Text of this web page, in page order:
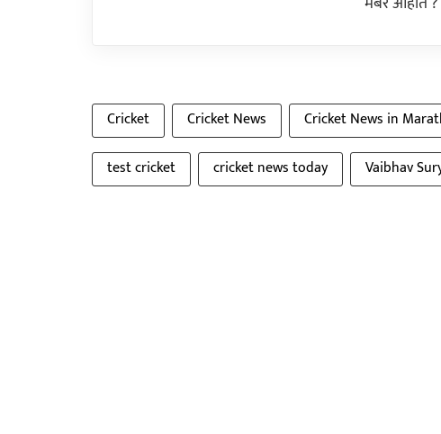
Cricket Cricket News Cricket News in
test cricket
cricket news today Vaibhav